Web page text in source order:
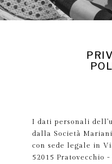
I dati personali
dalla Società
con sede legale in
52015 Pratovecchio -